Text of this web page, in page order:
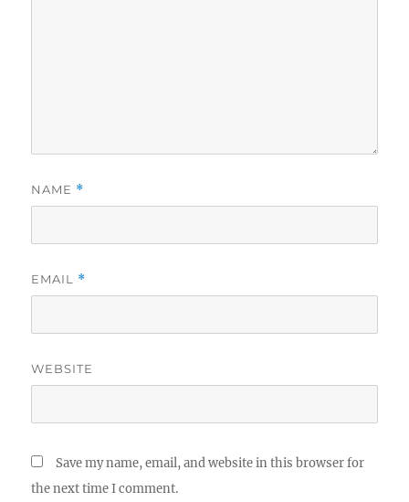
NAME *
EMAIL *
WEBSITE
Save my name, email, and website in this browser for
the next time I comment.